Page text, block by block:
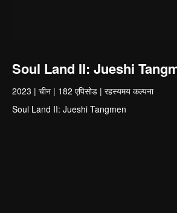
Soul Land II: Jueshi
2023 | चीन | 182 एपिसोड | रहस्यमय कल्पना
Soul Land II: Jueshi Tangmen